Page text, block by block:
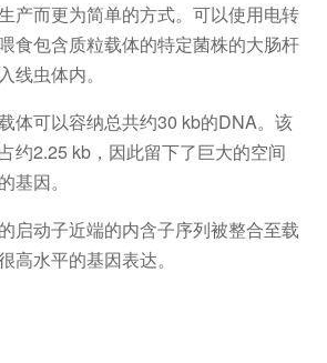
产而更为简单的方式。可以使用电转
食包含质粒载体的特定菌株的大肠杆
线虫体内。
体可以容纳总共约30 kb的DNA。该
约2.25 kb，因此留下了巨大的空间
基因。
启动子近端的内含子序列被整合至载
高水平的基因表达。